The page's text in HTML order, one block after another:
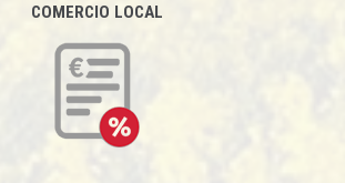
COMERCIO LOCAL